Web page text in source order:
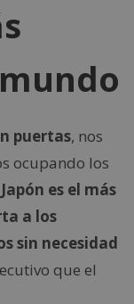
puertas, nos
ocupando los
es el más
a los
sin necesidad
que el